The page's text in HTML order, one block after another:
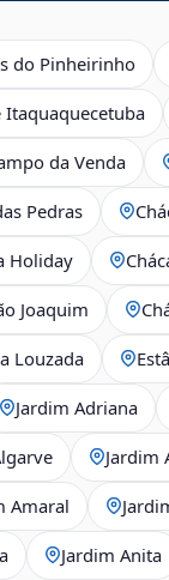
do Pinheirinho
Itaquaquecetuba
da Venda
Pedras
Holiday
Joaquim
Louzada
Jardim Adriana
Jardim
Amaral
Jardim Anita